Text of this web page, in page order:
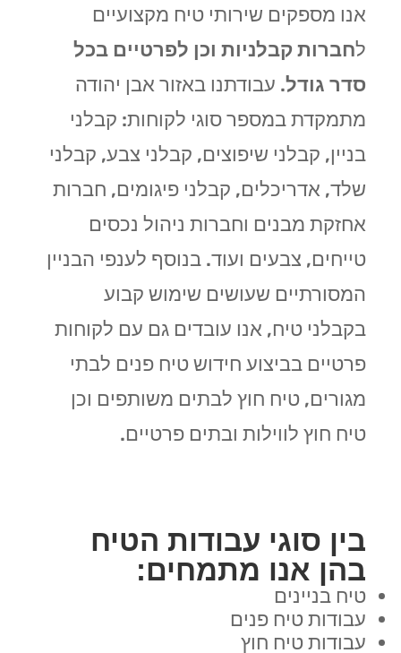
אנו מספקים שירותי טיח מקצועיים
לחברות קבלניות וכן לפרטיים בכל
סדר גודל. עבודתנו באזור אבן יהודה
מתמקדת במספר סוגי לקוחות: קבלני
בניין, קבלני שיפוצים, קבלני צבע, קבלני
שלד, אדריכלים, קבלני פיגומים, חברות
אחזקת מבנים וחברות ניהול נכסים
טייחים, צבעים ועוד. בנוסף לענפי הבניין
המסורתיים שעושים שימוש קבוע
בקבלני טיח, אנו עובדים גם עם לקוחות
פרטיים בביצוע חידוש טיח פנים לבתי
מגורים, טיח חוץ לבתים משותפים וכן
טיח חוץ לווילות ובתים פרטיים.
בין סוגי עבודות הטיח
בהן אנו מתמחים:
טיח בניינים
עבודות טיח פנים
עבודות טיח חוץ